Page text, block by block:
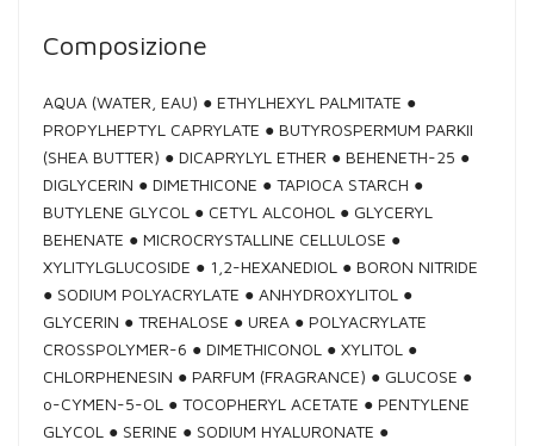
Composizione
AQUA (WATER, EAU) ● ETHYLHEXYL PALMITATE ●
PROPYLHEPTYL CAPRYLATE ● BUTYROSPERMUM PARKII
(SHEA BUTTER) ● DICAPRYLYL ETHER ● BEHENETH-25 ●
DIGLYCERIN ● DIMETHICONE ● TAPIOCA STARCH ●
BUTYLENE GLYCOL ● CETYL ALCOHOL ● GLYCERYL
BEHENATE ● MICROCRYSTALLINE CELLULOSE ●
XYLITYLGLUCOSIDE ● 1,2-HEXANEDIOL ● BORON NITRIDE
● SODIUM POLYACRYLATE ● ANHYDROXYLITOL ●
GLYCERIN ● TREHALOSE ● UREA ● POLYACRYLATE
CROSSPOLYMER-6 ● DIMETHICONOL ● XYLITOL ●
CHLORPHENESIN ● PARFUM (FRAGRANCE) ● GLUCOSE ●
o-CYMEN-5-OL ● TOCOPHERYL ACETATE ● PENTYLENE
GLYCOL ● SERINE ● SODIUM HYALURONATE ●